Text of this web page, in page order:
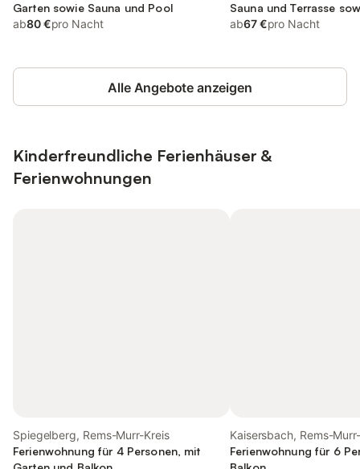
Garten sowie Sauna und Pool
ab80 €pro Nacht
Sauna und Terrasse
ab67 €pro Nacht
Alle Angebote anzeigen
Kinderfreundliche Ferienhäuser &
Ferienwohnungen
Spiegelberg, Rems-Murr-Kreis
Ferienwohnung für 4 Personen, mit
Kaisersbach, Rems-
Ferienwohnung für 6